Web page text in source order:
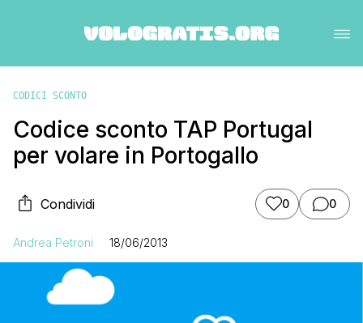
CODICI SCONTO
Codice sconto TAP Portugal
per volare in Portogallo
Condividi 0 0
Andrea Petroni 18/06/2013